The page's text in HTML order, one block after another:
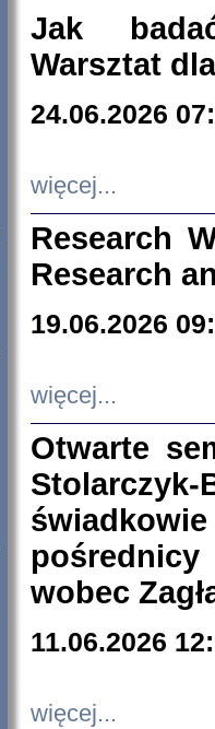
Jak
Warsztat
24.06.2026
więcej...
Research
Research
19.06.2026
więcej...
Otwarte
wobec
11.06.2026
więcej...